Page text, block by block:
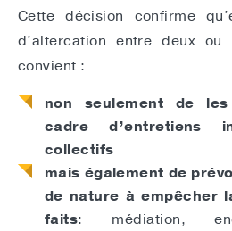
Cette décision confirme
d’altercation entre deux
convient :
non seulement de
cadre d’entretiens
collectifs
mais également de
de nature à empêcher
faits: médiation,